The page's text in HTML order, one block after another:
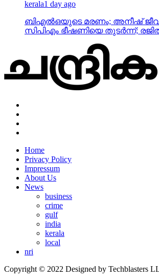
kerala1 day ago
ബിഎല്‍ഒയുടെ മരണം; അനീഷ്
സിപിഎം ഭീഷണിയെ തുടര്‍ന്ന്;
Home
Privacy Policy
Impressum
About Us
News
business
crime
gulf
india
kerala
local
nri
Copyright © 2022 Designed by Techblasters